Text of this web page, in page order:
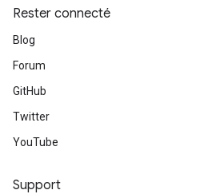
Rester connecté
Blog
Forum
GitHub
Twitter
YouTube
Support